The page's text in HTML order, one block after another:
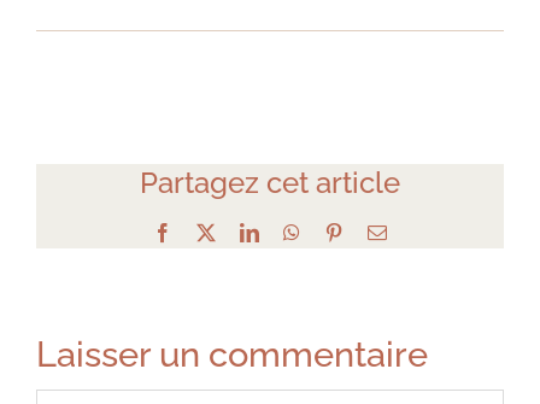
Partagez cet article
Facebook LinkedInWhatsApp
PinterestEmail
Laisser un commentaire